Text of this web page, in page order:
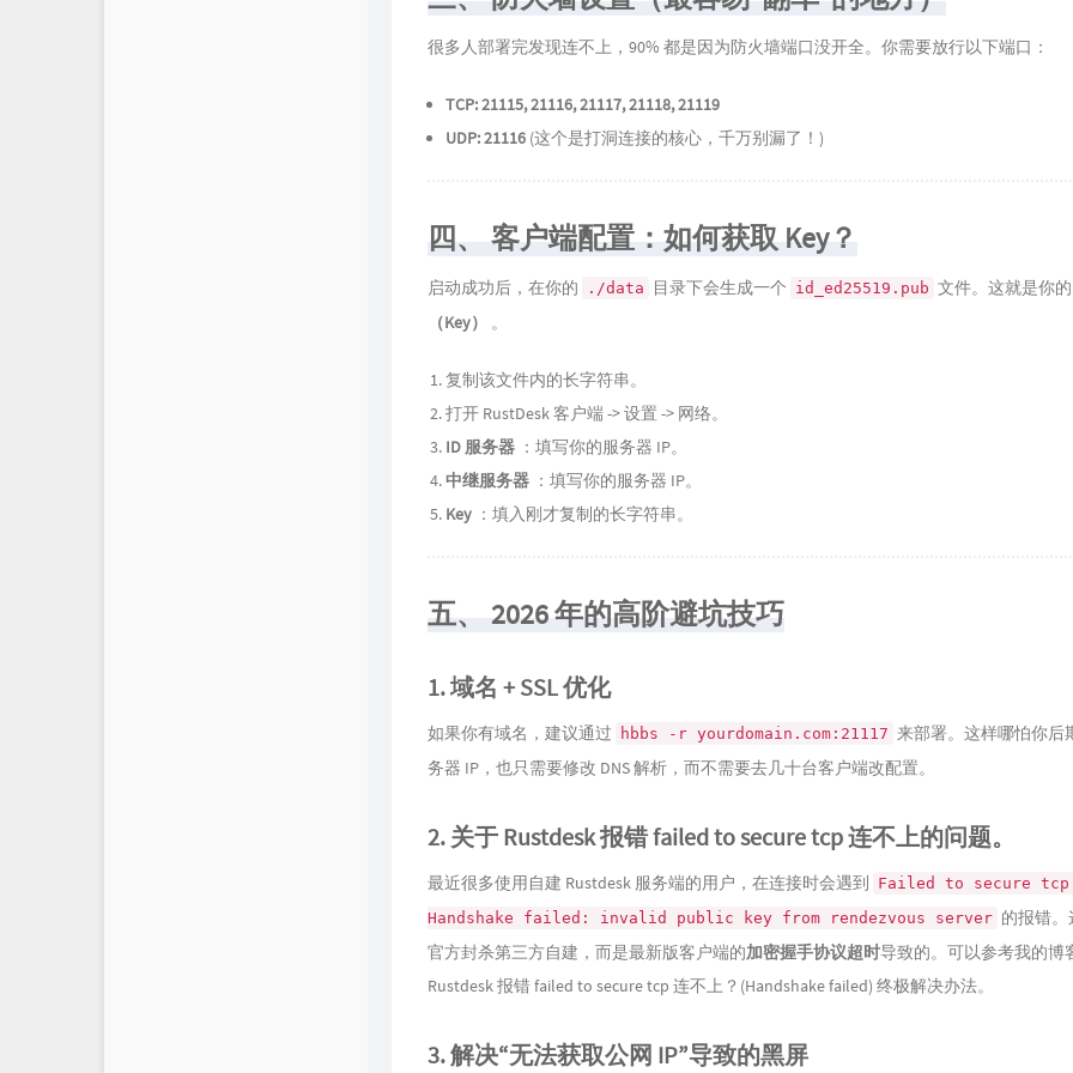
很多人部署完发现连不上，90% 都是因为防火墙端口没开全。你需要放行以下端口：
TCP: 21115, 21116, 21117, 21118, 21119
UDP: 21116 (这个是打洞连接的核心，千万别漏了！)
四、 客户端配置：如何获取 Key？
启动成功后，在你的 ./data 目录下会生成一个 id_ed25519.pub 文件。这就是你
（Key）
。
复制该文件内的长字符串。
打开 RustDesk 客户端 -> 设置 -> 网络。
ID 服务器 ：填写你的服务器 IP。
中继服务器 ：填写你的服务器 IP。
Key ：填入刚才复制的长字符串。
五、 2026 年的高阶避坑技巧
1. 域名 + SSL 优化
如果你有域名，建议通过 hbbs -r yourdomain.com:21117 来部署。这样哪怕你后
务器 IP，也只需要修改 DNS 解析，而不需要去几十台客户端改配置。
2. 关于 Rustdesk 报错 failed to secure tcp 连不上的问题。
最近很多使用自建 Rustdesk 服务端的用户，在连接时会遇到
Failed to secure
Handshake failed: invalid public key from rendezvous server 的报错
官方封杀第三方自建，而是最新版客户端的加密握手协议超时导致的。可以参考我的博
Rustdesk 报错 failed to secure tcp 连不上？(Handshake failed) 终极解决办法。
3. 解决“无法获取公网 IP”导致的黑屏